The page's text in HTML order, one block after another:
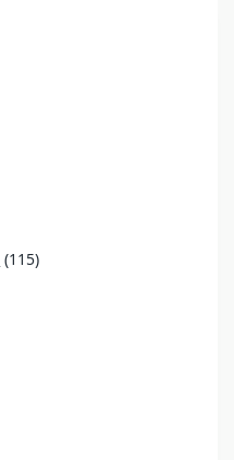
(115)